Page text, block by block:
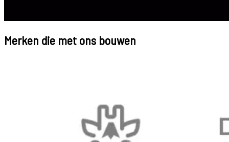
Merken die met ons bouwen